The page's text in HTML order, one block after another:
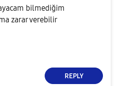
bilmediğim
zarar verebilir
REPLY